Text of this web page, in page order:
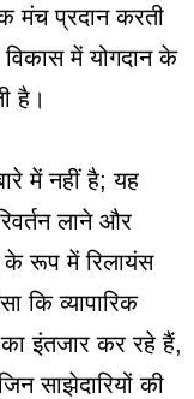
मंच प्रदान करती
में योगदान के
है।
में नहीं है; यह
लाने और
के रूप में रिलायंस
कि व्यापारिक
इंतजार कर रहे हैं,
साझेदारियों की